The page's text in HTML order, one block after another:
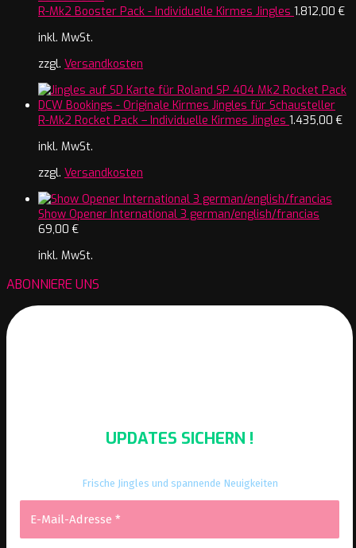
R-Mk2 Booster Pack - Individuelle Kirmes Jingles 1.812,00 €
inkl. MwSt.
zzgl. Versandkosten
R-Mk2 Rocket Pack – Individuelle Kirmes Jingles 1.435,00 €
inkl. MwSt.
zzgl. Versandkosten
Show Opener International 3 german/english/francias
69,00 €
inkl. MwSt.
ABONNIERE UNS
UPDATES SICHERN !
Frische Jingles und spannende Neuigkeiten